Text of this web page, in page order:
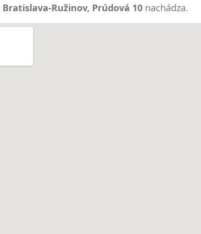
Bratislava-Ružinov, Prúdová 10 nachádza.